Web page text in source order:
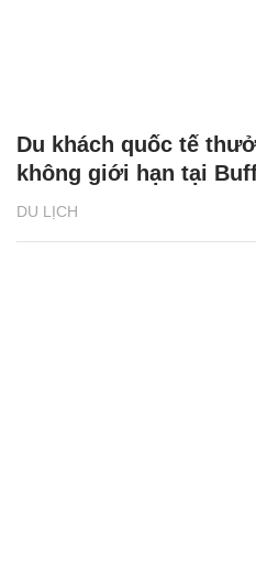
DU LỊCH
Du khách quốc tế
không giới hạn tại